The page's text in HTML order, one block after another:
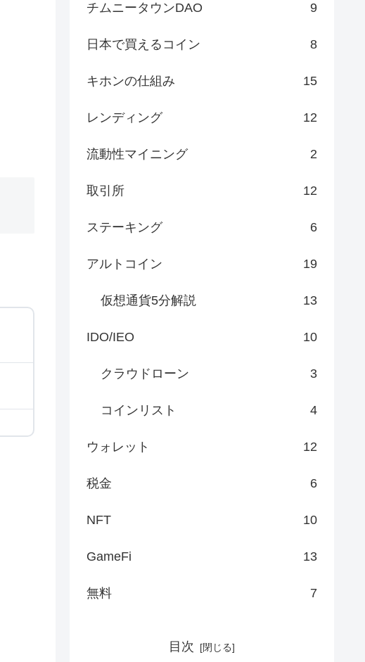
チムニータウンDAO 9
日本で買えるコイン 8
キホンの仕組み 15
レンディング 12
流動性マイニング 2
取引所 12
ステーキング 6
アルトコイン 19
仮想通貨5分解説 13
IDO/IEO 10
クラウドローン 3
コインリスト 4
ウォレット 12
税金 6
NFT 10
GameFi 13
無料 7
目次